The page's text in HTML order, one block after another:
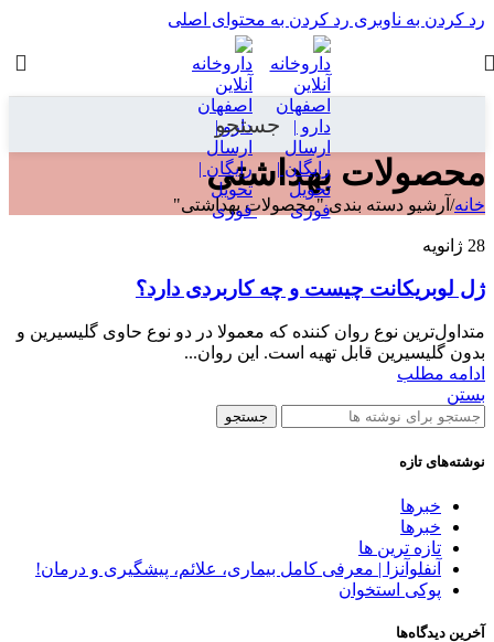
رد کردن به ناوبری رد کردن به محتوای اصلی
جستجو
محصولات بهداشتی
خانه/آرشیو دسته بندی "محصولات بهداشتی"
28 ژانویه
ژل لوبریکانت چیست و چه کاربردی دارد؟
متداول‌ترین نوع روان کننده که معمولا در دو نوع حاوی گلیسیرین و
بدون گلیسیرین قابل تهیه است. این روان...
ادامه مطلب
بستن
جستجو
نوشته‌های تازه
خبرها
خبرها
تازه ترین ها
آنفلوآنزا | معرفی کامل بیماری، علائم، پیشگیری و درمان!
پوکی استخوان
آخرین دیدگاه‌ها